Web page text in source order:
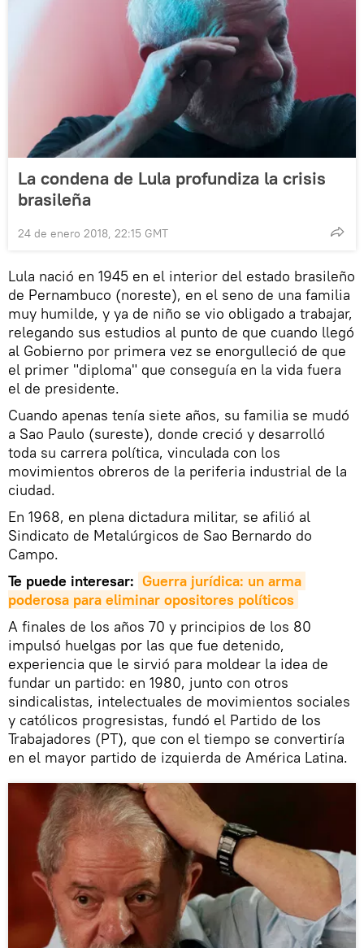
La condena de Lula profundiza la crisis
brasileña
24 de enero 2018, 22:15 GMT
Lula nació en 1945 en el interior del estado brasileño
de Pernambuco (noreste), en el seno de una familia
muy humilde, y ya de niño se vio obligado a trabajar,
relegando sus estudios al punto de que cuando llegó
al Gobierno por primera vez se enorgulleció de que
el primer "diploma" que conseguía en la vida fuera
el de presidente.
Cuando apenas tenía siete años, su familia se mudó
a Sao Paulo (sureste), donde creció y desarrolló
toda su carrera política, vinculada con los
movimientos obreros de la periferia industrial de la
ciudad.
En 1968, en plena dictadura militar, se afilió al
Sindicato de Metalúrgicos de Sao Bernardo do
Campo.
Te puede interesar: Guerra jurídica: un arma
poderosa para eliminar opositores políticos
A finales de los años 70 y principios de los 80
impulsó huelgas por las que fue detenido,
experiencia que le sirvió para moldear la idea de
fundar un partido: en 1980, junto con otros
sindicalistas, intelectuales de movimientos sociales
y católicos progresistas, fundó el Partido de los
Trabajadores (PT), que con el tiempo se convertiría
en el mayor partido de izquierda de América Latina.